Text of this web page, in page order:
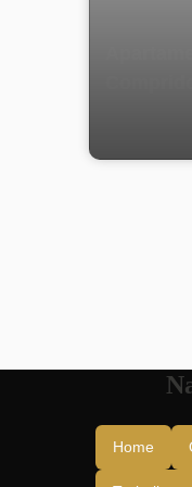
Home